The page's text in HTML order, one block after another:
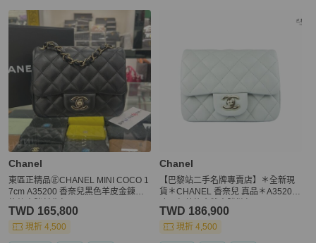
Chanel
東區正精品㊣CHANEL MINI COCO 1
7cm A35200 香奈兒黑色羊皮金鍊菱
TWD 165,800
現折 4,500
Chanel
【巴黎站二手名牌專賣店】＊全新現
貨＊CHANEL 香奈兒 真品＊A35200
TWD 186,900
現折 4,500